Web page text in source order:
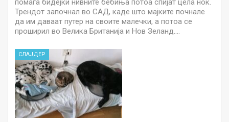
помага бидејќи нивните бебиња потоа спијат цела ноќ.
Трендот започнал во САД, каде што мајките почнале
да им даваат путер на своите малечки, а потоа се
проширил во Велика Британија и Нов Зеланд.…
СЛАЈДЕР